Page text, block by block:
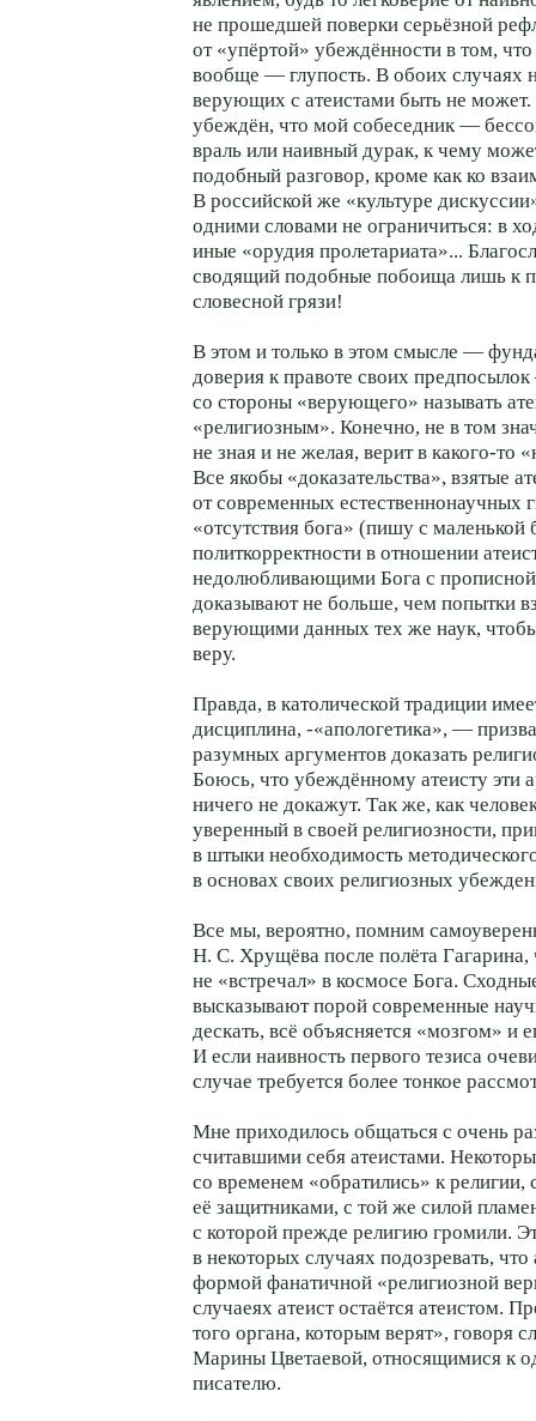
не прошедшей поверки серьёзной
от «упёртой» убеждённости в том, что
вообще — глупость. В обоих случаях
верующих с атеистами быть не может.
убеждён, что мой собеседник —
враль или наивный дурак, к чему
подобный разговор, кроме как ко
В российской же «культуре
одними словами не ограничиться: в
иные «орудия пролетариата»...
сводящий подобные побоища лишь к
словесной грязи!
В этом и только в этом смысле —
доверия к правоте своих
со стороны «верующего» называть
«религиозным». Конечно, не в том
не зная и не желая, верит в какого-то
Все якобы «доказательства», взятые
от современных естественнонаучных
«отсутствия бога» (пишу с маленькой
политкорректности в отношении
недолюбливающими Бога с
доказывают не больше, чем попытки
верующими данных тех же наук,
веру.
Правда, в католической традиции
дисциплина, -«апологетика», —
разумных аргументов доказать
Боюсь, что убеждённому атеисту эти
ничего не докажут. Так же, как
уверенный в своей религиозности,
в штыки необходимость
в основах своих религиозных
Все мы, вероятно, помним
Н. С. Хрущёва после полёта Гагарина,
не «встречал» в космосе Бога.
высказывают порой современные
дескать, всё объясняется «мозгом» и
И если наивность первого тезиса
случае требуется более тонкое
Мне приходилось общаться с очень
считавшими себя атеистами.
со временем «обратились» к религии,
её защитниками, с той же силой
с которой прежде религию громили.
в некоторых случаях подозревать, что
формой фанатичной «религиозной
случаеях атеист остаётся атеистом.
того органа, которым верят», говоря
Марины Цветаевой, относящимися к
писателю.